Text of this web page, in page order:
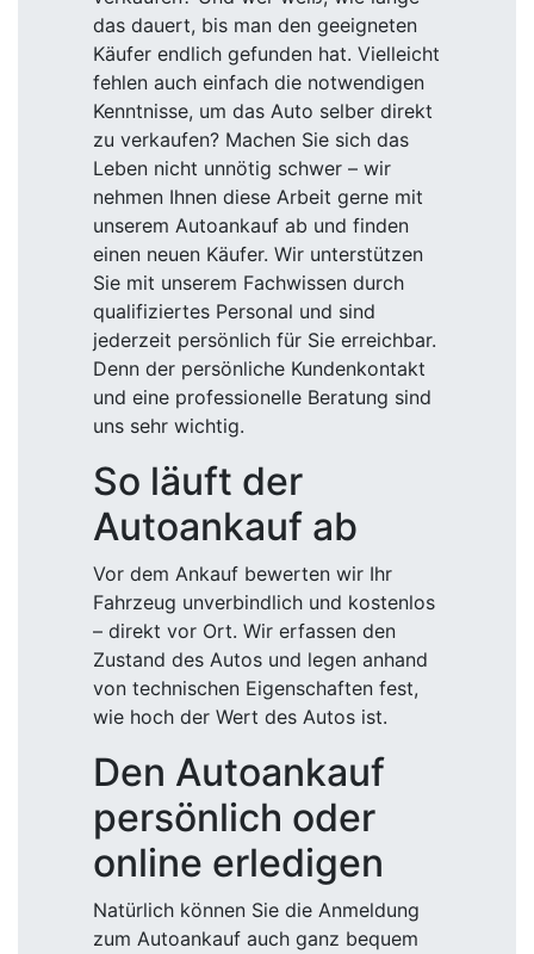
das dauert, bis man den geeigneten
Käufer endlich gefunden hat. Vielleicht
fehlen auch einfach die notwendigen
Kenntnisse, um das Auto selber direkt
zu verkaufen? Machen Sie sich das
Leben nicht unnötig schwer – wir
nehmen Ihnen diese Arbeit gerne mit
unserem Autoankauf ab und finden
einen neuen Käufer. Wir unterstützen
Sie mit unserem Fachwissen durch
qualifiziertes Personal und sind
jederzeit persönlich für Sie erreichbar.
Denn der persönliche Kundenkontakt
und eine professionelle Beratung sind
uns sehr wichtig.
So läuft der
Autoankauf ab
Vor dem Ankauf bewerten wir Ihr
Fahrzeug unverbindlich und kostenlos
– direkt vor Ort. Wir erfassen den
Zustand des Autos und legen anhand
von technischen Eigenschaften fest,
wie hoch der Wert des Autos ist.
Den Autoankauf
persönlich oder
online erledigen
Natürlich können Sie die Anmeldung
zum Autoankauf auch ganz bequem